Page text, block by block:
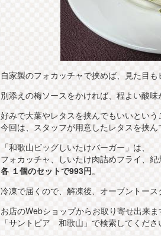
自家製のフォカッチャで挟めば、見た目
別添えの梅ソースをかければ、程よい酸味
好みで大葉やレタスを挟んでもいいという
今回は、スタッフが用意したレタスを挟ん
「和歌山ビッグしいたけバーガー」は、
フォカッチャ、しいたけ肉詰めフライ、
各 １個のセットで993円。
冷凍で届くので、解凍後、オーブントース
お店のWebショップからお取り寄せ出来ま
「サントピア 和歌山」で検索してくださ